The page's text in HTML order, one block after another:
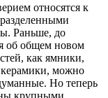
относятся к
Раньше, до
об общем новом
как ямники,
можно
Но теперь
крупными